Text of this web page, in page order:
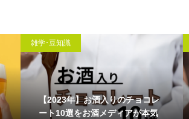
雑学･豆知識
【2023年】お酒入りのチョコレ
ート10選をお酒メディアが本気